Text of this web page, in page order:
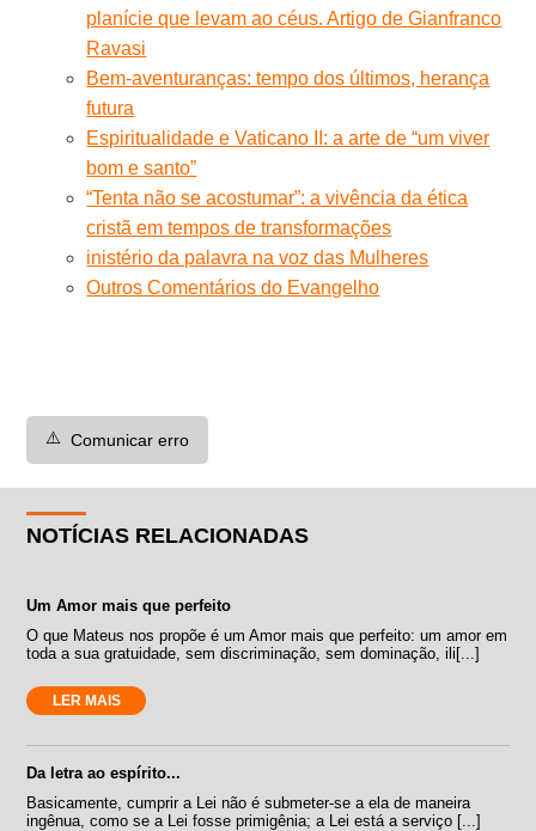
planície que levam ao céus. Artigo de Gianfranco
Ravasi
Bem-aventuranças: tempo dos últimos, herança
futura
Espiritualidade e Vaticano II: a arte de “um viver
bom e santo”
“Tenta não se acostumar”: a vivência da ética
cristã em tempos de transformações
inistério da palavra na voz das Mulheres
Outros Comentários do Evangelho
⚠️ Comunicar erro
NOTÍCIAS RELACIONADAS
Um Amor mais que perfeito
O que Mateus nos propõe é um Amor mais que perfeito: um amor em
toda a sua gratuidade, sem discriminação, sem dominação, ili[...]
LER MAIS
Da letra ao espírito...
Basicamente, cumprir a Lei não é submeter-se a ela de maneira
ingênua, como se a Lei fosse primigênia; a Lei está a serviço [...]